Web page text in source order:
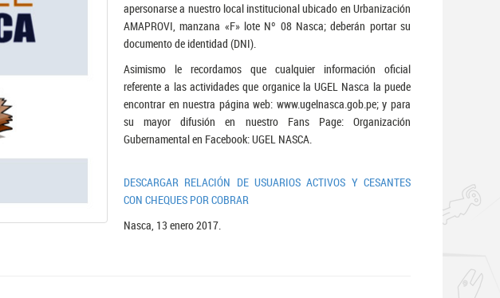
apersonarse a nuestro local institucional ubicado en Urbanización
AMAPROVI, manzana «F» lote Nº 08 Nasca; deberán portar su
documento de identidad (DNI).
Asimismo le recordamos que cualquier información oficial
referente a las actividades que organice la UGEL Nasca la puede
encontrar en nuestra página web: www.ugelnasca.gob.pe; y para
su mayor difusión en nuestro Fans Page: Organización
Gubernamental en Facebook: UGEL NASCA.
DESCARGAR RELACIÓN DE USUARIOS ACTIVOS Y CESANTES
CON CHEQUES POR COBRAR
Nasca, 13 enero 2017.